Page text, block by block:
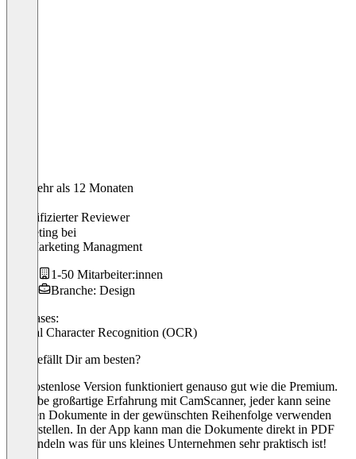
Vor mehr als 12 Monaten
Verifizierter Reviewer
Marketing bei
SM Marketing Managment
1-50 Mitarbeiter:innen
Branche: Design
Use cases:
Optical Character Recognition (OCR)
Was gefällt Dir am besten?
Die kostenlose Version funktioniert genauso gut wie die Premium.
Ich habe großartige Erfahrung mit CamScanner, jeder kann seine
eigenen Dokumente in der gewünschten Reihenfolge verwenden
und erstellen. In der App kann man die Dokumente direkt in PDF
umwandeln was für uns kleines Unternehmen sehr praktisch ist!